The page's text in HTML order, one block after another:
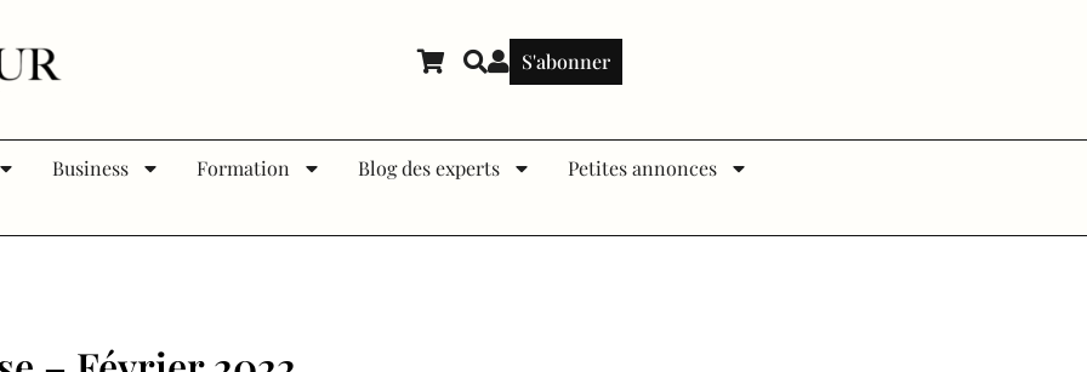
S'abonner
Business Formation Blog des experts Petites annonces